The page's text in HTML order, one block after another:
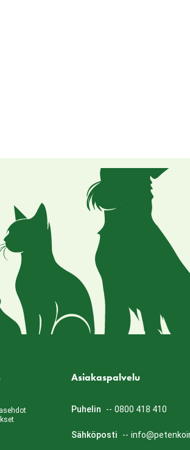
Asiakaspalvelu
Puhelin -- 0800 418 410
Sähköposti --